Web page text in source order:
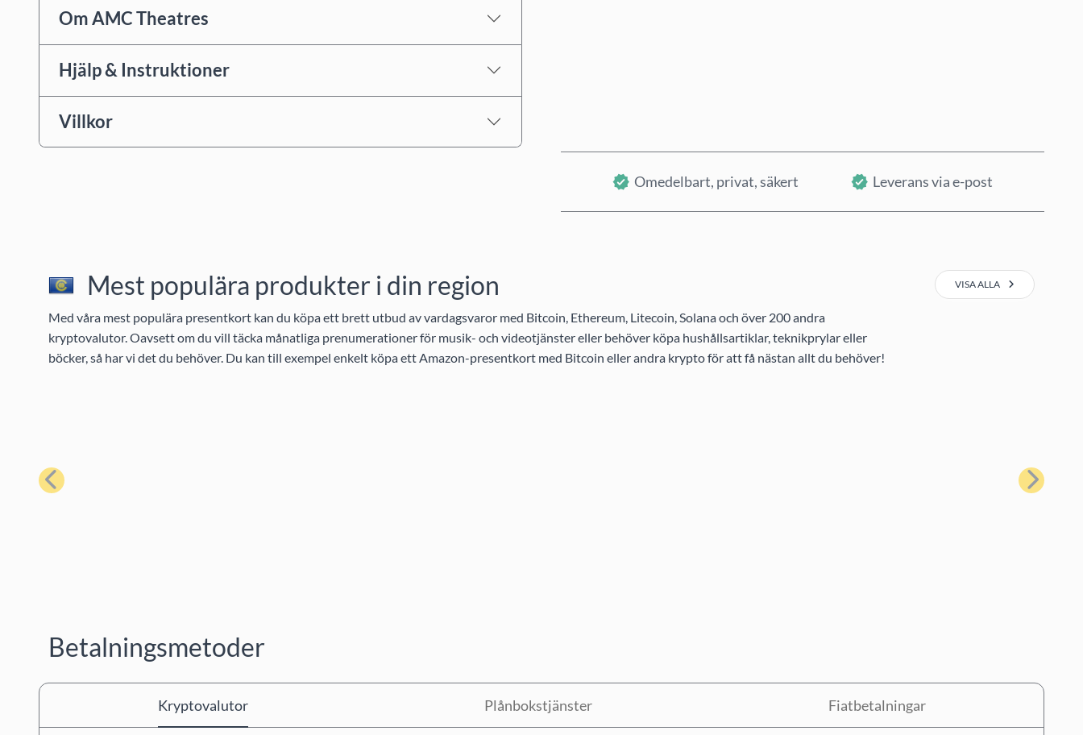
Om AMC Theatres
Hjälp & Instruktioner
Villkor
Omedelbart, privat, säkert Leverans via e-post
Mest populära produkter i din region
Med våra mest populära presentkort kan du köpa ett brett utbud av vardagsvaror med Bitcoin, Ethereum, Litecoin, Solana och över 200 andra
kryptovalutor. Oavsett om du vill täcka månatliga prenumerationer för musik- och videotjänster eller behöver köpa hushållsartiklar, teknikprylar eller
böcker, så har vi det du behöver. Du kan till exempel enkelt köpa ett Amazon-presentkort med Bitcoin eller andra krypto för att få nästan allt du behöver!
VISA ALLA
Föregående Nästa
Betalningsmetoder
Kryptovalutor Plånbokstjänster Fiatbetalningar